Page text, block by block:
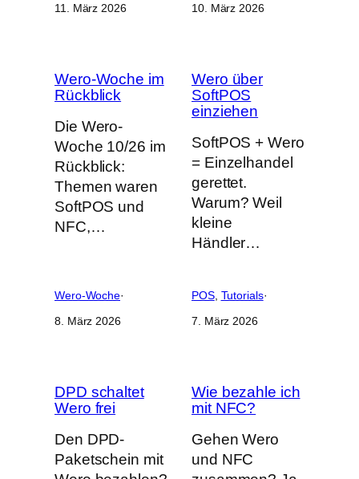
11. März 2026
10. März 2026
Wero-Woche im
Rückblick
Die Wero-
Woche 10/26 im
Rückblick:
Themen waren
SoftPOS und
NFC,…
Wero-Woche·
8. März 2026
Wero über
SoftPOS
einziehen
SoftPOS + Wero
= Einzelhandel
gerettet.
Warum? Weil
kleine
Händler…
POS, Tutorials·
7. März 2026
DPD schaltet
Wero frei
Den DPD-
Paketschein mit
Wie bezahle ich
mit NFC?
Gehen Wero
und NFC